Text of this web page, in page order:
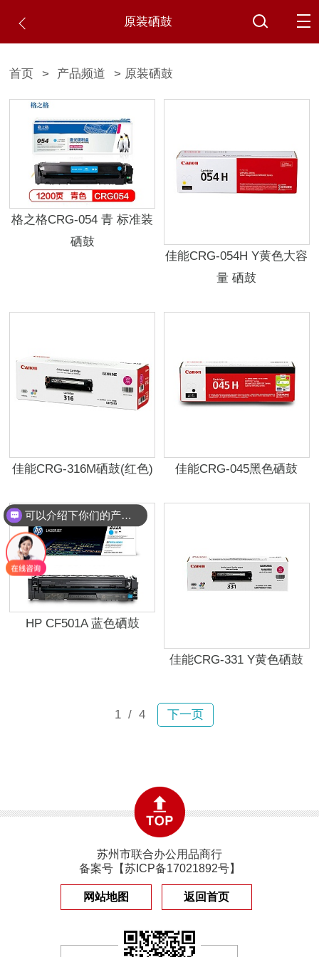
原装硒鼓
首页 > 产品频道 > 原装硒鼓
格之格CRG-054 青 标准装
硒鼓
佳能CRG-054H Y黄色大容
量 硒鼓
佳能CRG-316M硒鼓(红色) 佳能CRG-045黑色硒鼓
HP CF501A 蓝色硒鼓
佳能CRG-331 Y黄色硒鼓
1/ 4 下一页
苏州市联合办公用品商行
备案号【苏ICP备17021892号】
网站地图 返回首页
可以介绍下你们的产品么？